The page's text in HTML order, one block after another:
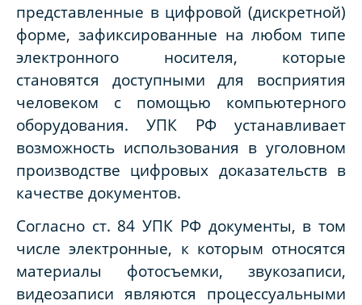
представленные в цифровой (дискретной)
форме, зафиксированные на любом типе
электронного носителя, которые
становятся доступными для восприятия
человеком с помощью компьютерного
оборудования. УПК РФ устанавливает
возможность использования в уголовном
производстве цифровых доказательств в
качестве документов.
Согласно ст. 84 УПК РФ документы, в том
числе электронные, к которым относятся
материалы фотосъемки, звукозаписи,
видеозаписи являются процессуальными